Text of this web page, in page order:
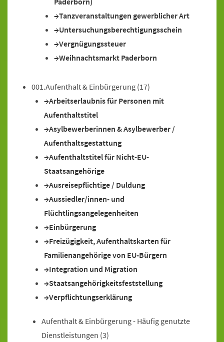
Tanzveranstaltungen gewerblicher Art
Untersuchungsberechtigungsschein
Vergnügungssteuer
Weihnachtsmarkt Paderborn
001.Aufenthalt & Einbürgerung (17)
Arbeitserlaubnis für Personen mit
Aufenthaltstitel
Asylbewerberinnen & Asylbewerber /
Aufenthaltsgestattung
Aufenthaltstitel für Nicht-EU-
Staatsangehörige
Ausreisepflichtige / Duldung
Aussiedler/innen- und
Flüchtlingsangelegenheiten
Einbürgerung
Freizügigkeit, Aufenthaltskarten für
Familienangehörige von EU-Bürgern
Integration und Migration
Staatsangehörigkeitsfeststellung
Verpflichtungserklärung
Aufenthalt & Einbürgerung - Häufig genutzte
Dienstleistungen (3)